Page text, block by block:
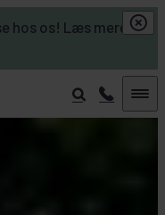
hos os! Læs mere